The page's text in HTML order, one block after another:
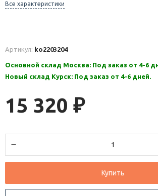
Все характеристики
Артикул: ko2203204
Основной склад Москва: Под заказ от 4-6
Новый склад Курск: Под заказ от 4-6 дней.
15 320 ₽
Купить